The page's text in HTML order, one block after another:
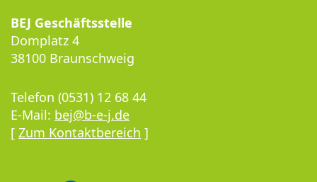
BEJ Geschäftsstelle
Domplatz 4
38100 Braunschweig
Telefon (0531) 12 68 44
E-Mail: bej@b-e-j.de
[ Zum Kontaktbereich ]